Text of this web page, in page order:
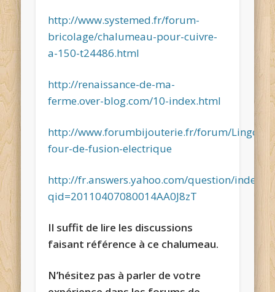
http://www.systemed.fr/forum-
bricolage/chalumeau-pour-cuivre-
a-150-t24486.html
http://renaissance-de-ma-
ferme.over-blog.com/10-index.html
http://www.forumbijouterie.fr/forum/
four-de-fusion-electrique
http://fr.answers.yahoo.com/question/index?
qid=20110407080014AA0J8zT
Il suffit de lire les discussions
faisant référence à ce chalumeau.
N’hésitez pas à parler de votre